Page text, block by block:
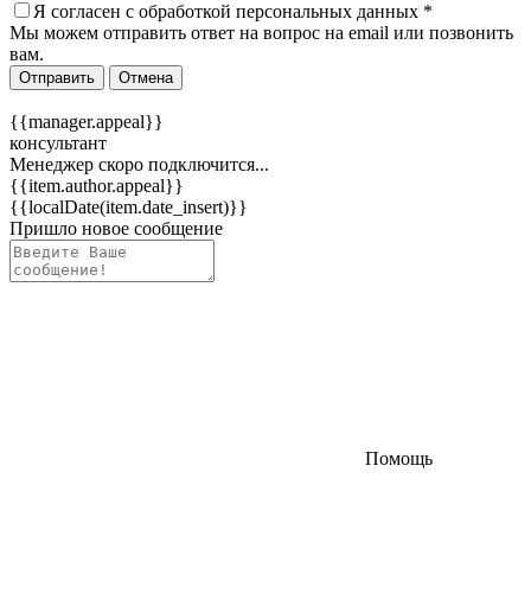
Я согласен c обработкой персональных данных *
Мы можем отправить ответ на вопрос на email или позвонить
вам.
Отправить Отмена
{{manager.appeal}}
консультант
Менеджер скоро подключится...
{{item.author.appeal}}
{{localDate(item.date_insert)}}
Пришло новое сообщение
Помощь